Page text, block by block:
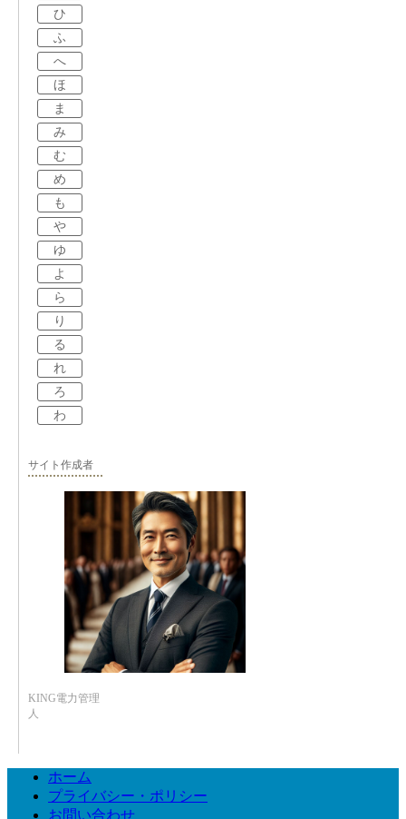
ひ
ふ
へ
ほ
ま
み
む
め
も
や
ゆ
よ
ら
り
る
れ
ろ
わ
サイト作成者
KING電力管理
人
ホーム
プライバシー・ポリシー
お問い合わせ